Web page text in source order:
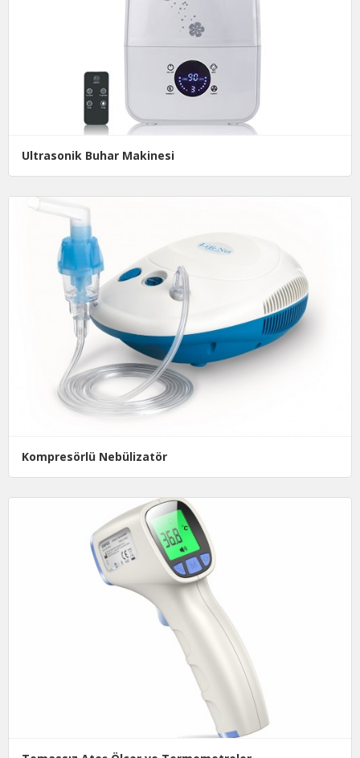
Ultrasonik Buhar Makinesi
Kompresörlü Nebülizatör